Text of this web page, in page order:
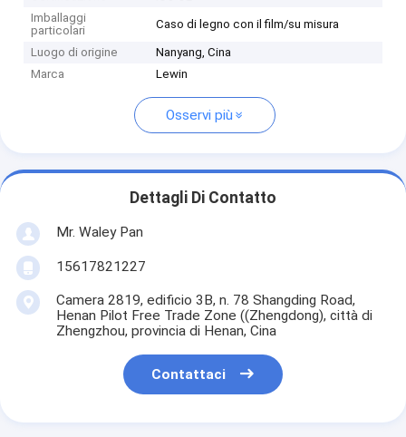
Imballaggi
particolari
Caso di legno con il film/su misura
Luogo di origine
Nanyang, Cina
Marca
Lewin
Osservi più
Dettagli Di Contatto
Mr. Waley Pan
15617821227
Camera 2819, edificio 3B, n. 78 Shangding Road,
Henan Pilot Free Trade Zone ((Zhengdong), città di
Zhengzhou, provincia di Henan, Cina
Contattaci